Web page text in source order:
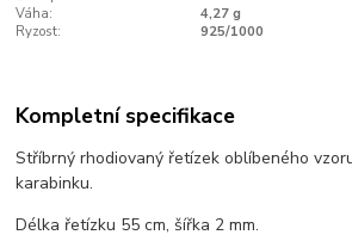
Váha:
4,27 g
Ryzost:
925/1000
Kompletní specifikace
Stříbrný rhodiovaný řetízek oblíbeného
karabinku.
Délka řetízku 55 cm, šířka 2 mm.